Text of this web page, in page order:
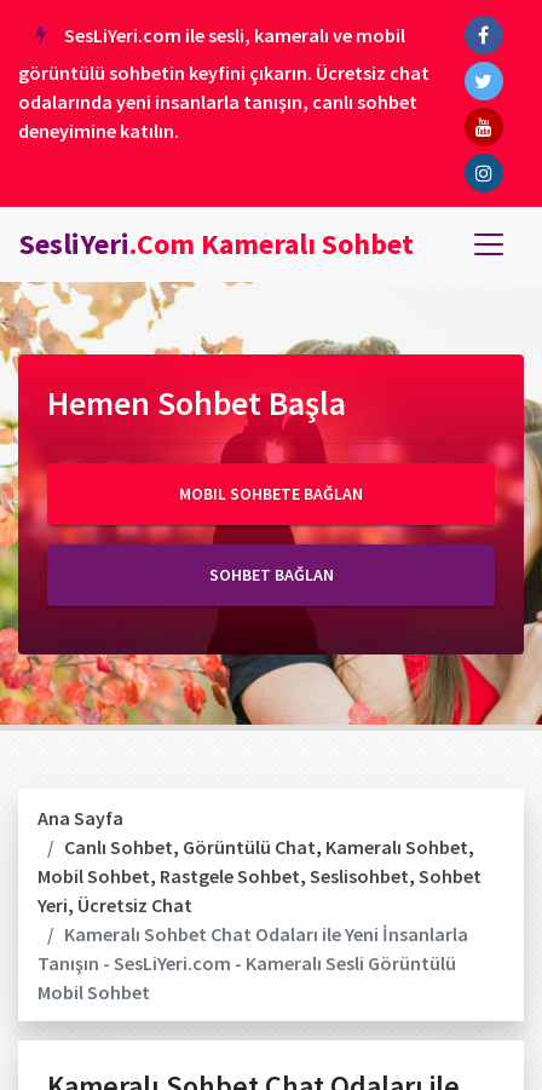
SesLiYeri.com ile sesli, kameralı ve mobil
görüntülü sohbetin keyfini çıkarın. Ücretsiz chat
odalarında yeni insanlarla tanışın, canlı sohbet
deneyimine katılın.
SesliYeri.Com Kameralı Sohbet
Hemen Sohbet Başla
MOBIL SOHBETE BAĞLAN
SOHBET BAĞLAN
Ana Sayfa
Canlı Sohbet, Görüntülü Chat, Kameralı Sohbet,
Mobil Sohbet, Rastgele Sohbet, Seslisohbet, Sohbet
Yeri, Ücretsiz Chat
Kameralı Sohbet Chat Odaları ile Yeni İnsanlarla
Tanışın - SesLiYeri.com - Kameralı Sesli Görüntülü
Mobil Sohbet